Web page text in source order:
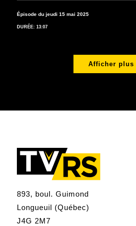
Épisode du jeudi 15 mai 2025
DURÉE: 13:07
Afficher plus
893, boul. Guimond
Longueuil (Québec)
J4G 2M7